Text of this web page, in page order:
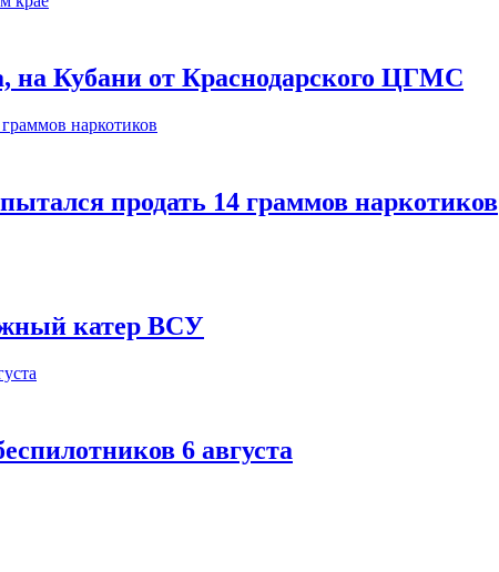
на Кубани от Краснодарского ЦГМС
продать 14 граммов наркотиков
катер ВСУ
6 августа